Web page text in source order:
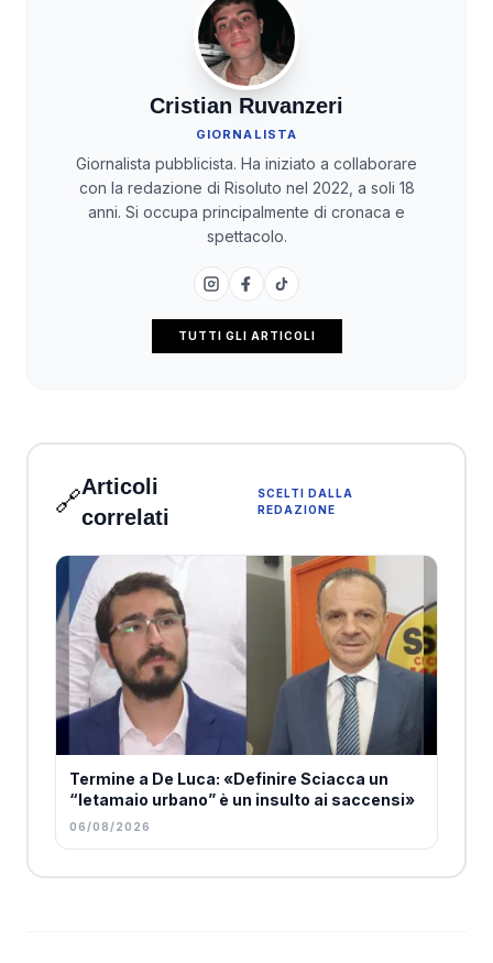
Cristian Ruvanzeri
GIORNALISTA
Giornalista pubblicista. Ha iniziato a collaborare
con la redazione di Risoluto nel 2022, a soli 18
anni. Si occupa principalmente di cronaca e
spettacolo.
TUTTI GLI ARTICOLI
🔗Articoli
correlati
SCELTI DALLA
REDAZIONE
Termine a De Luca: «Definire Sciacca un
“letamaio urbano” è un insulto ai saccensi»
06/08/2026